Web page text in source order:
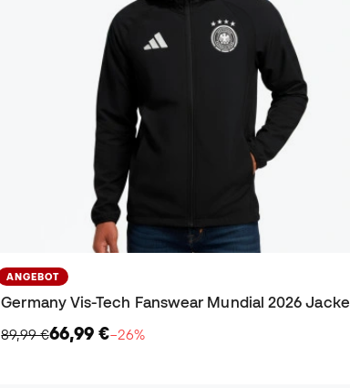
ANGEBOT
Germany Vis-Tech Fanswear Mundial 2026 Jacke
89,99 €66,99 €−26%